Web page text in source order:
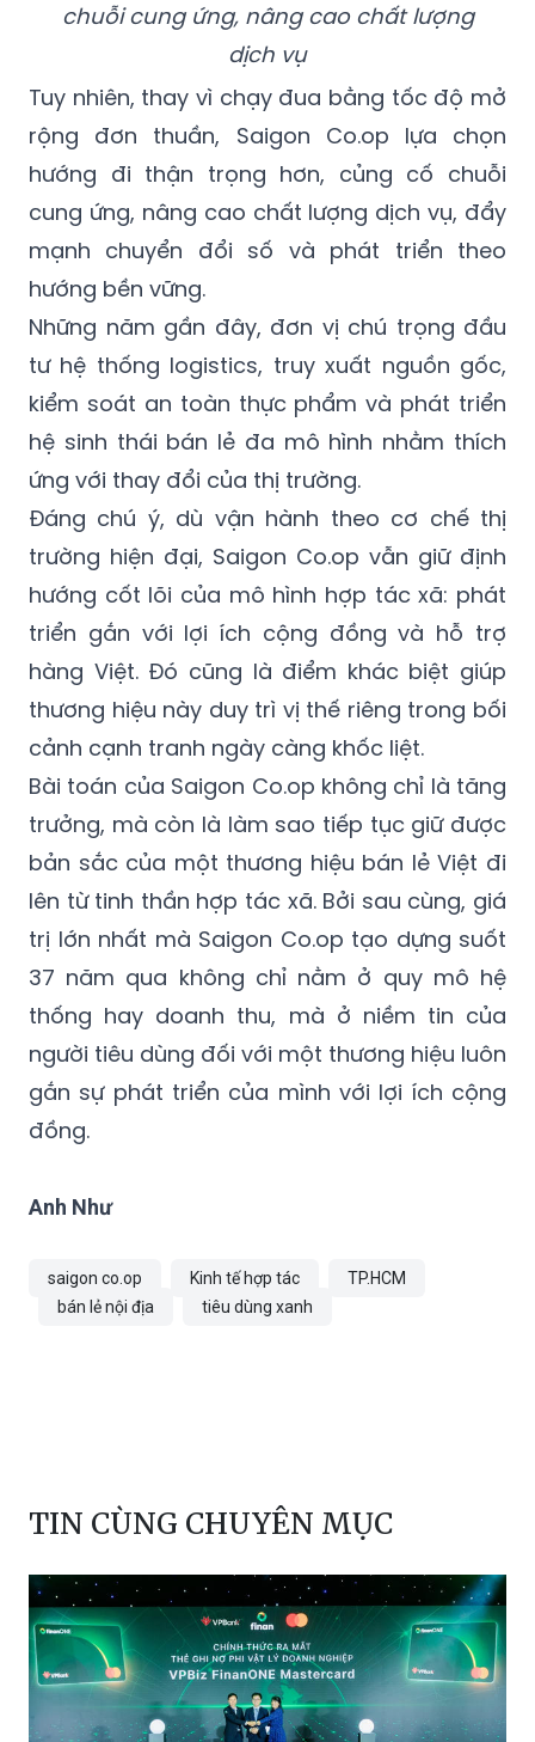
chuỗi cung ứng, nâng cao chất lượng
dịch vụ
Tuy nhiên, thay vì chạy đua bằng tốc độ mở
rộng đơn thuần, Saigon Co.op lựa chọn
hướng đi thận trọng hơn, củng cố chuỗi
cung ứng, nâng cao chất lượng dịch vụ, đẩy
mạnh chuyển đổi số và phát triển theo
hướng bền vững.
Những năm gần đây, đơn vị chú trọng đầu
tư hệ thống logistics, truy xuất nguồn gốc,
kiểm soát an toàn thực phẩm và phát triển
hệ sinh thái bán lẻ đa mô hình nhằm thích
ứng với thay đổi của thị trường.
Đáng chú ý, dù vận hành theo cơ chế thị
trường hiện đại, Saigon Co.op vẫn giữ định
hướng cốt lõi của mô hình hợp tác xã: phát
triển gắn với lợi ích cộng đồng và hỗ trợ
hàng Việt. Đó cũng là điểm khác biệt giúp
thương hiệu này duy trì vị thế riêng trong bối
cảnh cạnh tranh ngày càng khốc liệt.
Bài toán của Saigon Co.op không chỉ là tăng
trưởng, mà còn là làm sao tiếp tục giữ được
bản sắc của một thương hiệu bán lẻ Việt đi
lên từ tinh thần hợp tác xã. Bởi sau cùng, giá
trị lớn nhất mà Saigon Co.op tạo dựng suốt
37 năm qua không chỉ nằm ở quy mô hệ
thống hay doanh thu, mà ở niềm tin của
người tiêu dùng đối với một thương hiệu luôn
gắn sự phát triển của mình với lợi ích cộng
đồng.
Anh Như
saigon co.op Kinh tế hợp tác
TP.HCM
bán lẻ nội địa
tiêu dùng xanh
TIN CÙNG CHUYÊN MỤC